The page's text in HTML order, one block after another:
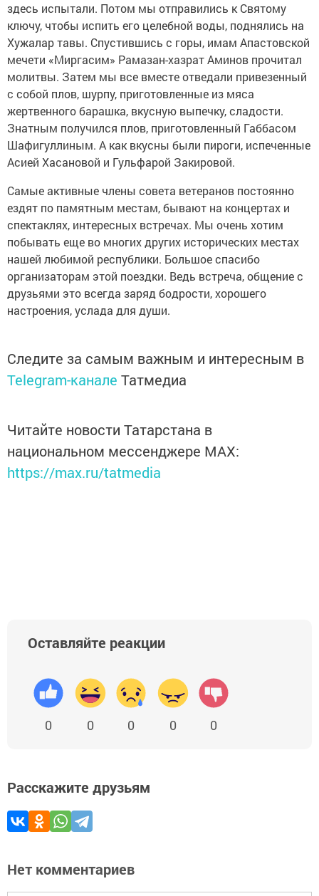
здесь испытали. Потом мы отправились к Святому
ключу, чтобы испить его целебной воды, поднялись на
Хужалар тавы. Спустившись с горы, имам Апастовской
мечети «Миргасим» Рамазан-хазрат Аминов прочитал
молитвы. Затем мы все вместе отведали привезенный
с собой плов, шурпу, приготовленные из мяса
жертвенного барашка, вкусную выпечку, сладости.
Знатным получился плов, приготовленный Габбасом
Шафигуллиным. А как вкусны были пироги, испеченные
Асией Хасановой и Гульфарой Закировой.
Самые активные члены совета ветеранов постоянно
ездят по памятным местам, бывают на концертах и
спектаклях, интересных встречах. Мы очень хотим
побывать еще во многих других исторических местах
нашей любимой республики. Большое спасибо
организаторам этой поездки. Ведь встреча, общение с
друзьями это всегда заряд бодрости, хорошего
настроения, услада для души.
Следите за самым важным и интересным в
Telegram-канале Татмедиа
Читайте новости Татарстана в
национальном мессенджере MАХ:
https://max.ru/tatmedia
Оставляйте реакции
0 0 0 0 0
Расскажите друзьям
Нет комментариев